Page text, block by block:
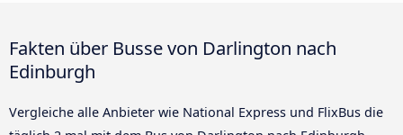
Fakten über Busse von Darlington nach
Edinburgh
Vergleiche alle Anbieter wie National Express und FlixBus die